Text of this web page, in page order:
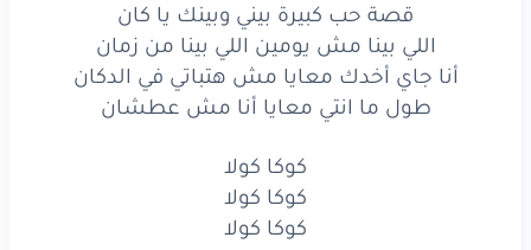
طولما انتي معاياأنامشعطشان
كوكاكولا
كوكا
كوكا كولا
كوكاكوكاكولا
قصة حب كبيرة بيني وبينك يا كان
اللي بينا مش يومين اللي بينا من زمان
أنا جاي أخدك معايا مش هتباتي في الدكان
طول ما انتي معايا أنا مش عطشان
كوكا كولا
كوكا كولا
كوكا كولا